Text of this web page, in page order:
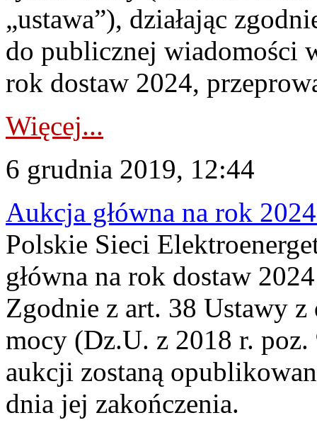
„ustawa”), działając
do publicznej wiadomości
rok dostaw 2024,
Więcej...
6 grudnia 2019, 12:44
Aukcja główna na rok
Polskie Sieci
główna na rok dostaw
Zgodnie z art. 38 Ustawy
mocy (Dz.U. z 2018 r.
aukcji zostaną
dnia jej zakończenia.